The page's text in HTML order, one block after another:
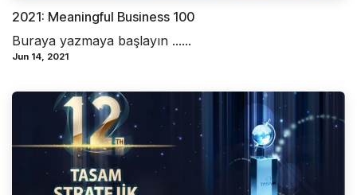
2021: Meaningful Business 100
Buraya yazmaya başlayın ......
Jun 14, 2021